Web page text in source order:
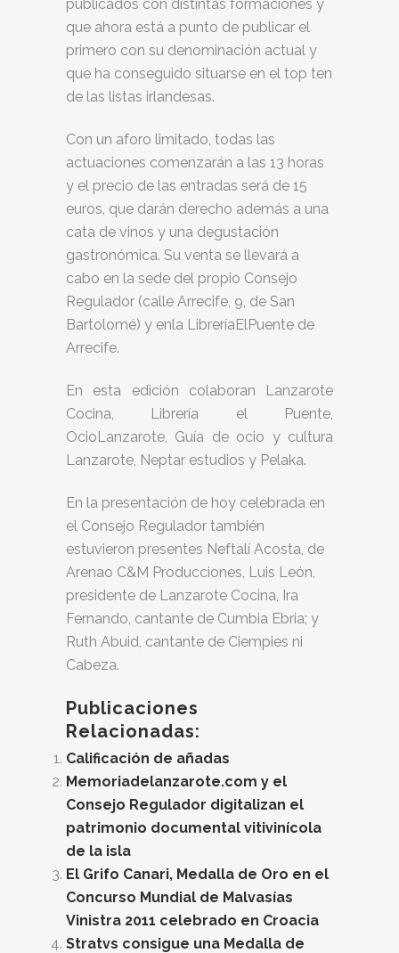
publicados con distintas formaciones y
que ahora está a punto de publicar el
primero con su denominación actual y
que ha conseguido situarse en el top ten
de las listas irlandesas.
Con un aforo limitado, todas las
actuaciones comenzarán a las 13 horas
y el precio de las entradas será de 15
euros, que darán derecho además a una
cata de vinos y una degustación
gastronómica. Su venta se llevará a
cabo en la sede del propio Consejo
Regulador (calle Arrecife, 9, de San
Bartolomé) y enla LibreríaElPuente de
Arrecife.
En esta edición colaboran Lanzarote
Cocina, Librería el Puente,
OcioLanzarote, Guía de ocio y cultura
Lanzarote, Neptar estudios y Pelaka.
En la presentación de hoy celebrada en
el Consejo Regulador también
estuvieron presentes Neftalí Acosta, de
Arenao C&M Producciones, Luis León,
presidente de Lanzarote Cocina, Ira
Fernando, cantante de Cumbia Ebria; y
Ruth Abuid, cantante de Ciempies ni
Cabeza.
Publicaciones
Relacionadas:
Calificación de añadas
Memoriadelanzarote.com y el
Consejo Regulador digitalizan el
patrimonio documental vitivinícola
de la isla
El Grifo Canari, Medalla de Oro en el
Concurso Mundial de Malvasías
Vinistra 2011 celebrado en Croacia
Stratvs consigue una Medalla de